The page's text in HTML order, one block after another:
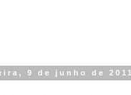
9 de junho de 2011